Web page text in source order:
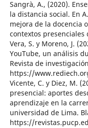
Sangrà, A., (2020).
la distancia social. En
mejora de la docencia
contextos presenciales
Vera, S. y Moreno, J.
YouTube, un análisis
Revista de
https://
Vicente, C. y Diez, M.
presencial: aportes
aprendizaje en la
universidad de Lima.
https://